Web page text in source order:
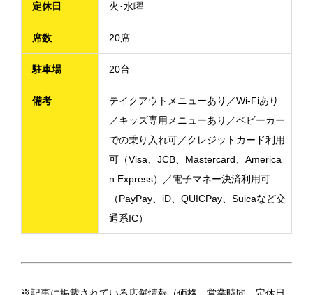
定休日 火･水曜
席数 20席
駐車場 20台
備考
テイクアウトメニューあり／Wi-Fiあり
／キッズ専用メニューあり／ベビーカー
での乗り入れ可／クレジットカード利用
可（Visa、JCB、Mastercard、America
n Express）／電子マネー決済利用可
（PayPay、iD、QUICPay、Suicaなど交
通系IC）